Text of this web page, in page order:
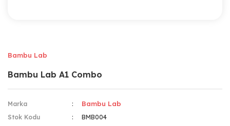
Bambu Lab
Bambu Lab A1 Combo
Marka Bambu Lab
Stok Kodu
BMB004